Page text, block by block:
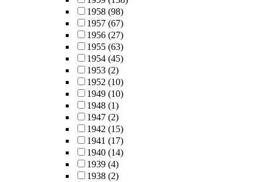
1958 (98)
1957 (67)
1956 (27)
1955 (63)
1954 (45)
1953 (2)
1952 (10)
1949 (10)
1948 (1)
1947 (2)
1942 (15)
1941 (17)
1940 (14)
1939 (4)
1938 (2)